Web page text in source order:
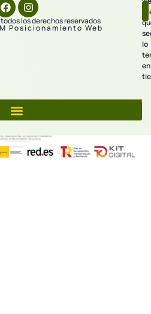
los derechos reservados
Posicionamiento Web
lo
en